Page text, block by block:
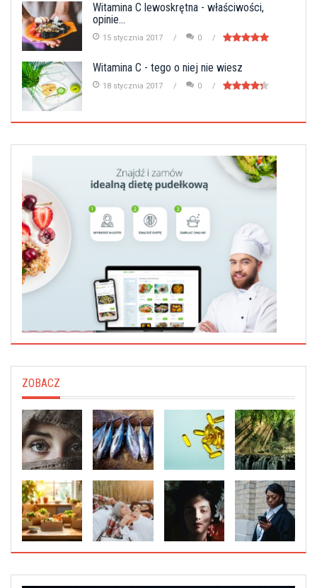
Witamina C lewoskrętna - właściwości,
opinie...
15 stycznia 2017 0
Witamina C - tego o niej nie wiesz
18 stycznia 2017 0
ZOBACZ